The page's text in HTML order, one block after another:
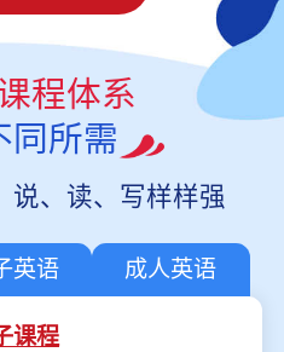
程体系
同所需
说、读、写样样强
英语 成人英语
课程